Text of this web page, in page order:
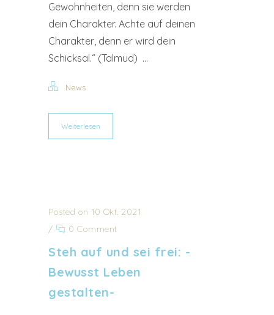
Gewohnheiten, denn sie werden
dein Charakter. Achte auf deinen
Charakter, denn er wird dein
Schicksal.“ (Talmud) ...
News
Weiterlesen
Posted on 10 Okt. 2021
/
0 Comment
Steh auf und sei frei: -
Bewusst Leben
gestalten-